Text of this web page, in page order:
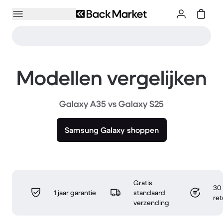
Modellen vergelijken
Galaxy A35 vs Galaxy S25
Samsung Galaxy shoppen
1 jaar garantie
Gratis
standaard
verzending
30